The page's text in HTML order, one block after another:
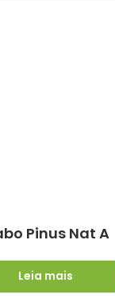
Pinus Nat A
Leia mais